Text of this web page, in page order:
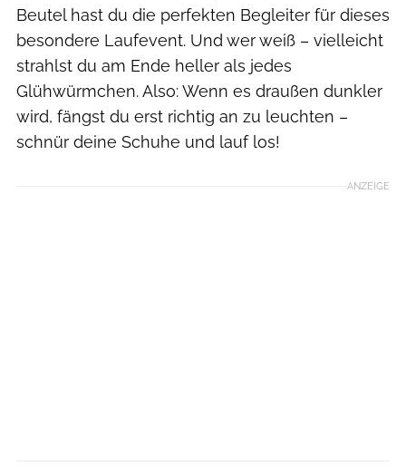
Beutel hast du die perfekten Begleiter für dieses
besondere Laufevent. Und wer weiß – vielleicht
strahlst du am Ende heller als jedes
Glühwürmchen. Also: Wenn es draußen dunkler
wird, fängst du erst richtig an zu leuchten –
schnür deine Schuhe und lauf los!
ANZEIGE